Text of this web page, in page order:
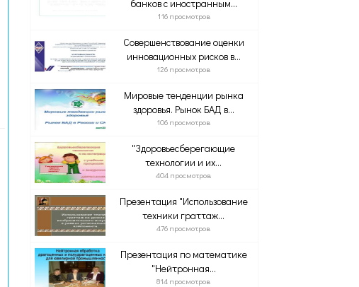
банков с иностранным...
116 просмотров
Совершенствование оценки
инновационных рисков в...
126 просмотров
Мировые тенденции рынка
здоровья. Рынок БАД в...
106 просмотров
"Здоровьесберегающие
технологии и их...
404 просмотров
Презентация "Использование
техники граттаж...
476 просмотров
Презентация по математике
"Нейтронная...
814 просмотров